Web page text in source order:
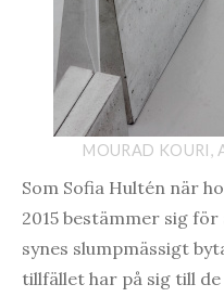
MOURAD KOURI,
Som Sofia Hultén när
2015 bestämmer sig
synes slumpmässigt
tillfället har på sig till